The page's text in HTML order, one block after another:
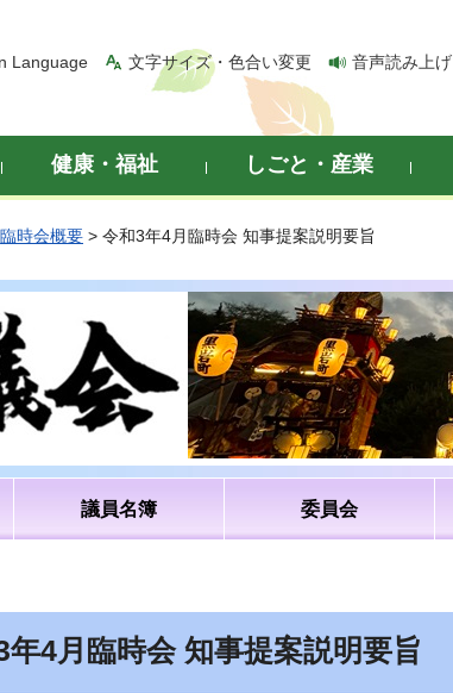
Language 文字サイズ・色合い変更 音声読み上げ
健康・福祉 しごと・産業
臨時会概要 > 令和3年4月臨時会 知事提案説明要旨
議員名簿 委員会
年4月臨時会 知事提案説明要旨